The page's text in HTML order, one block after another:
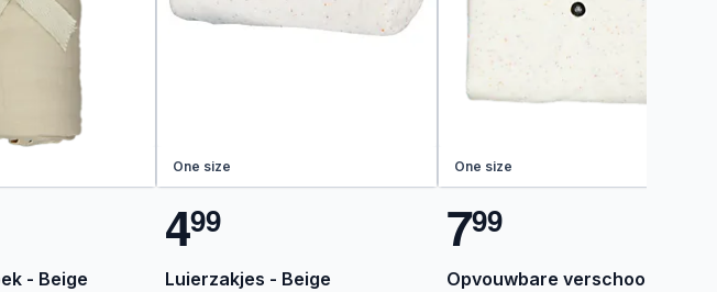
- Beige
One size
499
Luierzakjes - Beige
One size
799
Opvouwbare verschoonmat -